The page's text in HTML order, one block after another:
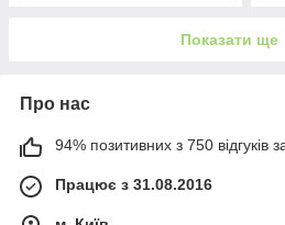
Показати ще
Про нас
94% позитивних з 750 відгуків
Працює з 31.08.2016